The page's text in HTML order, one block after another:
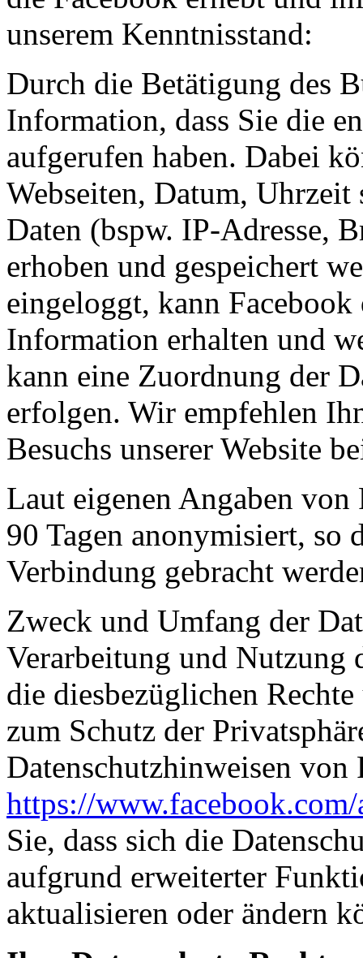
unserem Kenntnisstand:
Durch die Betätigung des
Information, dass Sie die
aufgerufen haben. Dabei
Webseiten, Datum, Uhrzeit
Daten (bspw. IP-Adresse,
erhoben und gespeichert
eingeloggt, kann
Information erhalten und
kann eine Zuordnung der
erfolgen. Wir empfehlen
Besuchs unserer Website
Laut eigenen Angaben von
90 Tagen anonymisiert, so
Verbindung gebracht
Zweck und Umfang der
Verarbeitung und Nutzung
die diesbezüglichen
zum Schutz der
Datenschutzhinweisen von
https://
Sie, dass sich die
aufgrund erweiterter
aktualisieren oder ändern